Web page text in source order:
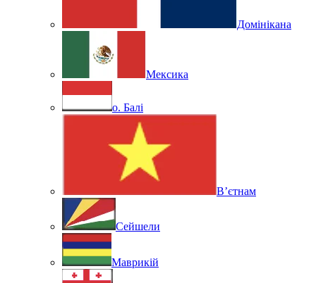
Домінікана
Мексика
о. Балі
В’єтнам
Сейшели
Маврикій